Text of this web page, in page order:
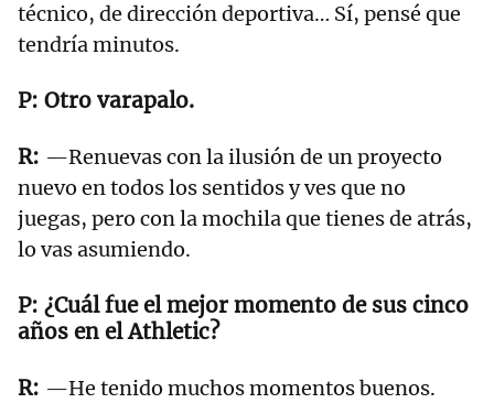
técnico, de dirección deportiva… Sí, pensé que
tendría minutos.
Otro varapalo.
—Renuevas con la ilusión de un proyecto
nuevo en todos los sentidos y ves que no
juegas, pero con la mochila que tienes de atrás,
lo vas asumiendo.
¿Cuál fue el mejor momento de sus cinco
años en el Athletic?
—He tenido muchos momentos buenos.